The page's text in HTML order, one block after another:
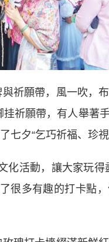
願帶，風一吹，
挂祈願帶，有人舉著
夕“乞巧祈福、珍視
活動，讓大家玩得
很多有趣的打卡點